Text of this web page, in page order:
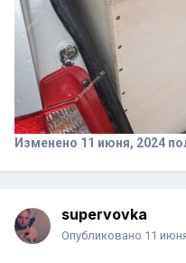
Изменено 11 июня, 2024
supervovka
Опубликовано 11